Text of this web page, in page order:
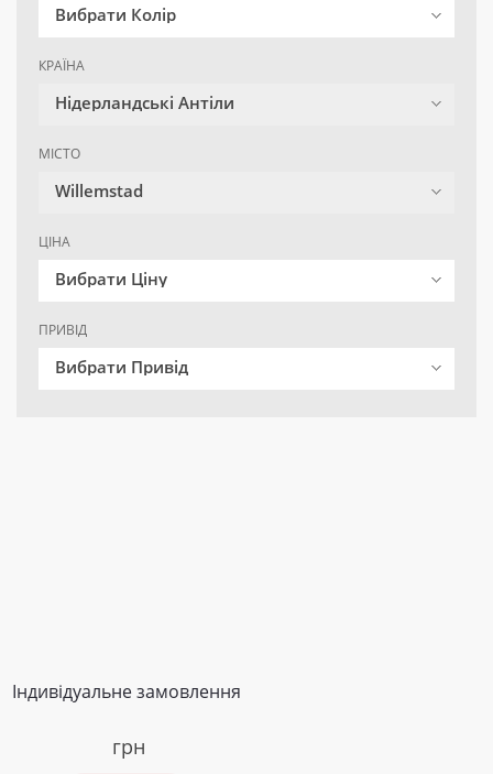
Вибрати Колір
КРАЇНА
Нідерландські Антіли
МІСТО
Willemstad
ЦІНА
Вибрати Ціну
ПРИВІД
Вибрати Привід
Індивідуальне замовлення
грн